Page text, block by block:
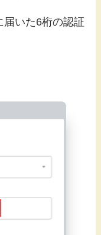
届いた6桁の認証